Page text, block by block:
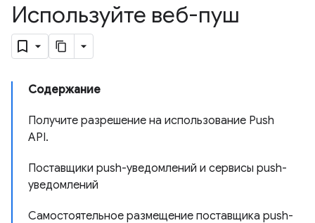
Используйте веб-пуш
Содержание
Получите разрешение на использование Push
API.
Поставщики push-уведомлений и сервисы push-
уведомлений
Самостоятельное размещение поставщика push-